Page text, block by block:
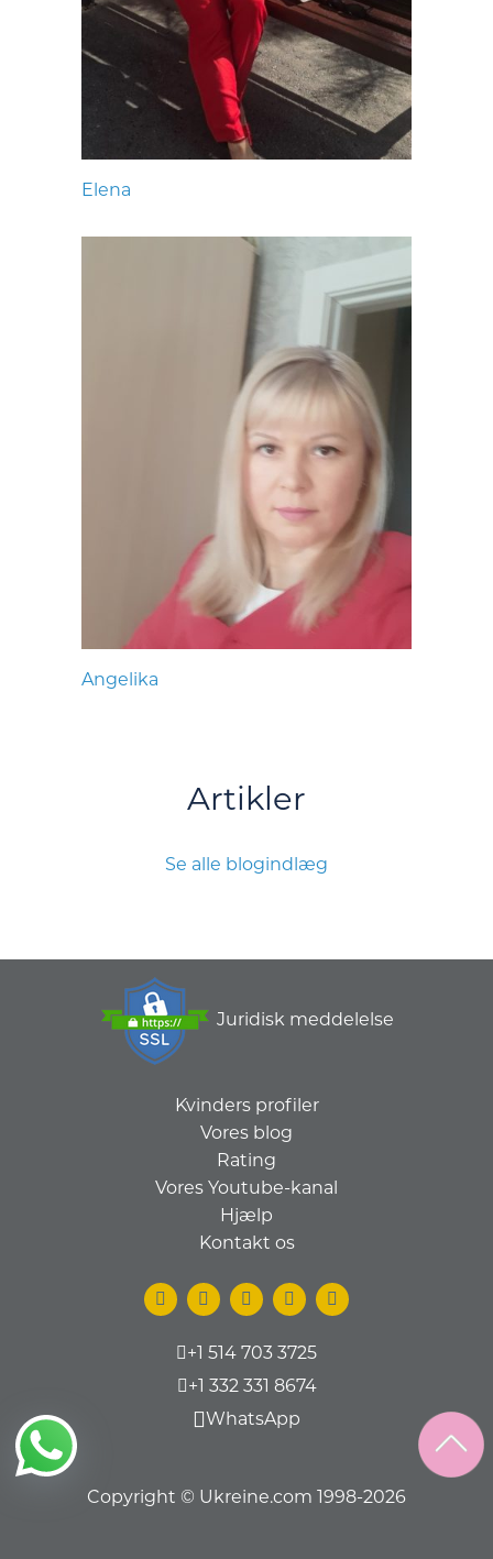
Elena
Angelika
Artikler
Se alle blogindlæg
Juridisk meddelelse
Kvinders profiler
Vores blog
Rating
Vores Youtube-kanal
Hjælp
Kontakt os
+1 514 703 3725
+1 332 331 8674
WhatsApp
Copyright © Ukreine.com 1998-2026